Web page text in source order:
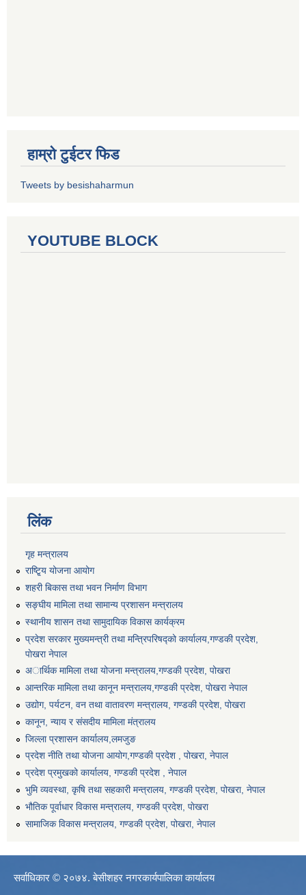
हाम्रो टुईटर फिड
Tweets by besishaharmun
YOUTUBE BLOCK
लिंक
गृह मन्त्रालय
राष्टि्ृय योजना आयोग
शहरी बिकास तथा भवन निर्माण विभाग
सङ्घीय मामिला तथा सामान्य प्रशासन मन्त्रालय
स्थानीय शासन तथा सामुदायिक विकास कार्यक्रम
प्रदेश सरकार मुख्यमन्त्री तथा मन्त्रिपरिषद्को कार्यालय,गण्डकी प्रदेश,
पाेखरा नेपाल
अार्थिक मामिला तथा योजना मन्त्रालय,गण्डकी प्रदेश, पोखरा
आन्तरिक मामिला तथा कानून मन्त्रालय,गण्डकी प्रदेश, पाेखरा नेपाल
उद्योग, पर्यटन, वन तथा वातावरण मन्त्रालय, गण्डकी प्रदेश, पोखरा
कानून, न्याय र संसदीय मामिला मंत्रालय
जिल्ला प्रशासन कार्यालय,लमजुङ
प्रदेश नीति तथा योजना आयोग,गण्डकी प्रदेश , पोखरा, नेपाल
प्रदेश प्रमुखको कार्यालय, गण्डकी प्रदेश , नेपाल
भुमि व्यवस्था, कृषि तथा सहकारी मन्त्रालय, गण्डकी प्रदेश, पोखरा, नेपाल
भौतिक पूर्वाधार विकास मन्त्रालय, गण्डकी प्रदेश, पाेखरा
सामाजिक विकास मन्त्रालय, गण्डकी प्रदेश, पोखरा, नेपाल
सर्वाधिकार © २०७४. बेसीशहर नगरकार्यपालिका कार्यालय